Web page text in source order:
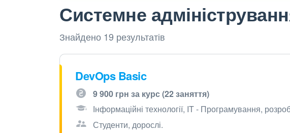
Системне
Знайдено 19 результатів
DevOps Basic
9 900 грн за курс (22 заняття)
Інформаційні технології, IT - Програмування,
Студенти, дорослі.